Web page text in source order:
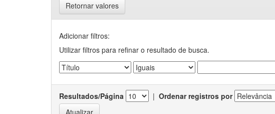
Retornar valores
Adicionar filtros:
Utilizar filtros para refinar o resultado de busca.
Resultados/Página | Ordenar registros por